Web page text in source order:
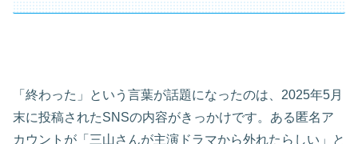
「終わった」という言葉が話題になったのは、2025年5月
末に投稿されたSNSの内容がきっかけです。ある匿名ア
カウントが「三山さんが主演ドラマから外れたらしい」と